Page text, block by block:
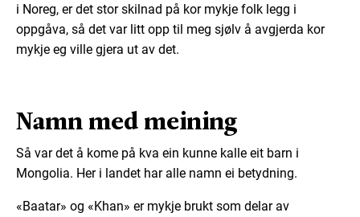
i Noreg, er det stor skilnad på kor mykje folk legg i
oppgåva, så det var litt opp til meg sjølv å avgjerda kor
mykje eg ville gjera ut av det.
Namn med meining
Så var det å kome på kva ein kunne kalle eit barn i
Mongolia. Her i landet har alle namn ei betydning.
«Baatar» og «Khan» er mykje brukt som delar av